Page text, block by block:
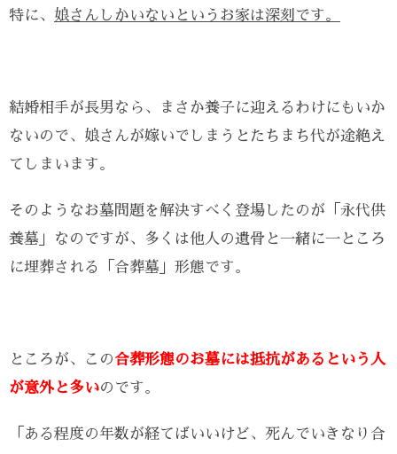
特に、 娘さんしかいないというお家は深刻です。
結婚相手が長男なら、まさか養子に迎えるわけにもいか
ないので、娘さんが嫁いでしまうとたちまち代が途絶え
てしまいます。
そのようなお墓問題を解決すべく登場したのが「永代供
養墓」なのですが、多くは他人の遺骨と一緒に一ところ
に埋葬される「合葬墓」形態です。
ところが、この合葬形態のお墓には抵抗があるという人
が意外と多いのです。
「ある程度の年数が経てばいいけど、死んでいきなり合